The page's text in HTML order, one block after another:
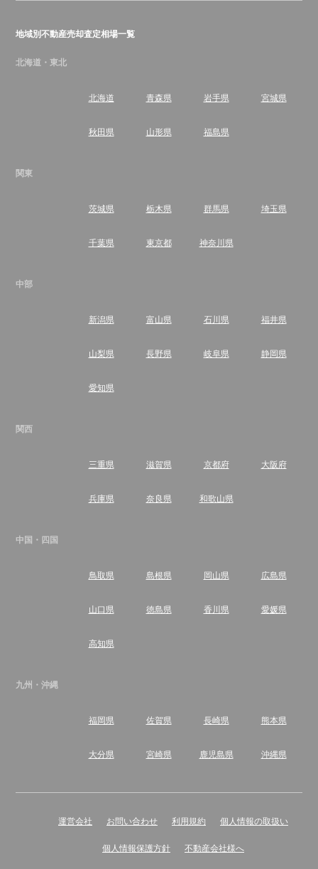
地域別不動産売却査定相場一覧
北海道・東北
北海道 青森県 岩手県 宮城県
秋田県 山形県 福島県
関東
茨城県 栃木県 群馬県 埼玉県
千葉県 東京都 神奈川県
中部
新潟県 富山県 石川県 福井県
山梨県 長野県 岐阜県 静岡県
愛知県
関西
三重県 滋賀県 京都府 大阪府
兵庫県 奈良県 和歌山県
中国・四国
鳥取県 島根県 岡山県 広島県
山口県 徳島県 香川県 愛媛県
高知県
九州・沖縄
福岡県 佐賀県 長崎県 熊本県
大分県 宮崎県 鹿児島県 沖縄県
運営会社 お問い合わせ 利用規約 個人情報の取扱い
個人情報保護方針 不動産会社様へ